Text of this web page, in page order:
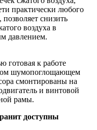
практически любого
снизить
воздуха в
давлением.
готовая к работе
шумопоглощающем
смонтированы на
и винтовой
рамы.
доступны